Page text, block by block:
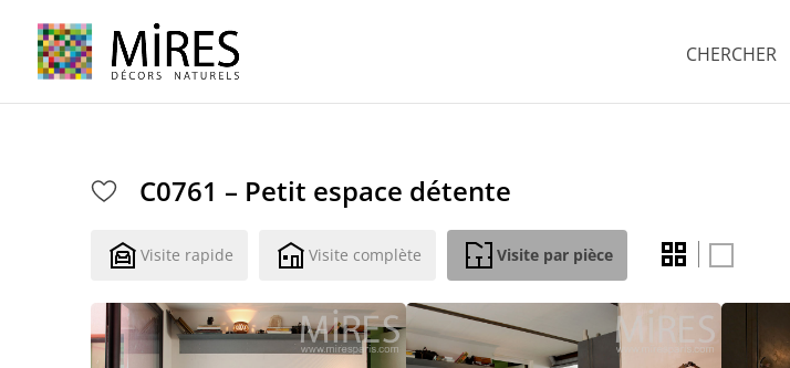
CHERCHER
C0761 – Petit espace détente
Visite rapide Visite complète Visite par pièce